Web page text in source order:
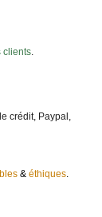
clients
crédit, Paypal,
& éthiques